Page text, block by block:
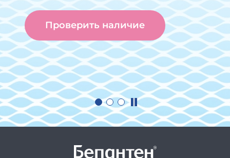
Проверить наличие